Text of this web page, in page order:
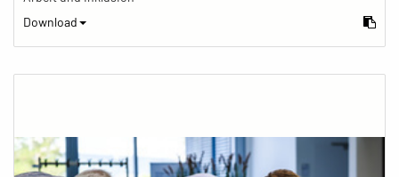
Download